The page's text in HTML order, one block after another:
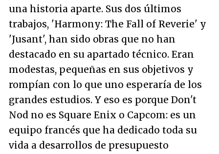
una historia aparte. Sus dos últimos
trabajos, 'Harmony: The Fall of Reverie' y
'Jusant', han sido obras que no han
destacado en su apartado técnico. Eran
modestas, pequeñas en sus objetivos y
rompían con lo que uno esperaría de los
grandes estudios. Y eso es porque Don't
Nod no es Square Enix o Capcom: es un
equipo francés que ha dedicado toda su
vida a desarrollos de presupuesto